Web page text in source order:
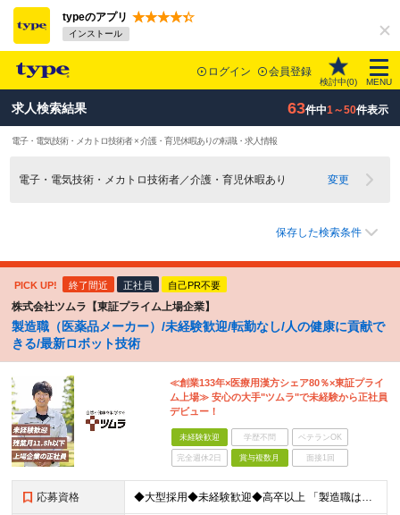
typeのアプリ
インストール
ログイン 会員登録
検討中(0) MENU
求人検索結果 63件中1～50件表示
電子・電気技術・メカトロ技術者 × 介護・育児休暇ありの転職・求人情報
電子・電気技術・メカトロ技術者／介護・育児休暇あり 変更
保存した検索条件
PICK UP! 終了間近 正社員 自己PR不要
株式会社ツムラ【東証プライム上場企業】
製造職（医薬品メーカー）/未経験歓迎/転勤なし/人の健康に貢献で
きる/最新ロボット技術
≪創業133年×医療用漢方シェア80％×東証プライ
ム上場≫ 安心の大手"ツムラ"で未経験から正社員
デビュー！
未経験歓迎 学歴不問 ベテランOK
完全週休2日 賞与複数月 面接1回
応募資格 ◆大型採用◆未経験歓迎◆高卒以上 「製造職は初めて…」という方でも大丈夫。 イチから丁寧にお教えしますのでご安心ください。 ＼こんなアナタにピッタリ／ ◎「人の健康に貢献したい」という想いがある